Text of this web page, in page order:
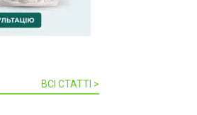
ВСІ СТАТТІ >